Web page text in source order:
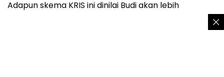
Adapun skema KRIS ini dinilai Budi akan lebih
mencerminkan prinsip gotong royong dalam sistem